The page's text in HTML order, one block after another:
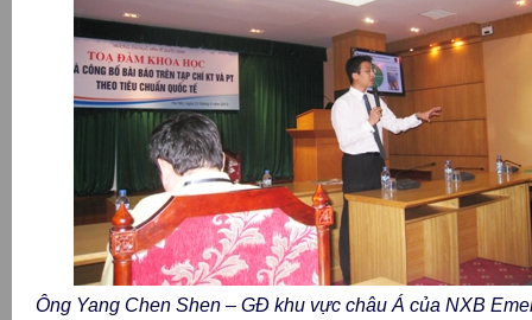
Ông Yang Chen Shen – GĐ khu vực châu Á của NXB